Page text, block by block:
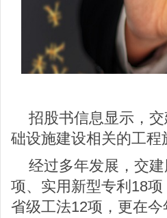
招股书信息显示，
础设施建设相关的工
经过多年发展，交
项、实用新型专利18
省级工法12项，更在